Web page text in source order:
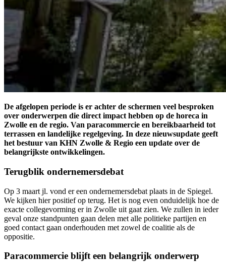
De afgelopen periode is er achter de schermen veel besproken
over onderwerpen die direct impact hebben op de horeca in
Zwolle en de regio. Van paracommercie en bereikbaarheid tot
terrassen en landelijke regelgeving. In deze nieuwsupdate geeft
het bestuur van KHN Zwolle & Regio een update over de
belangrijkste ontwikkelingen.
Terugblik ondernemersdebat
Op 3 maart jl. vond er een ondernemersdebat plaats in de Spiegel.
We kijken hier positief op terug. Het is nog even onduidelijk hoe de
exacte collegevorming er in Zwolle uit gaat zien. We zullen in ieder
geval onze standpunten gaan delen met alle politieke partijen en
goed contact gaan onderhouden met zowel de coalitie als de
oppositie.
Paracommercie blijft een belangrijk onderwerp